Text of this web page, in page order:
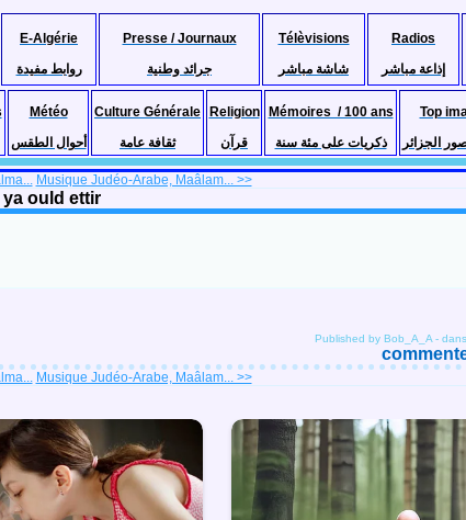
E-Algérie
روابط مفيدة
Presse / Journaux
جرائد وطنية
Télèvisions
شاشة مباشر
Radios
إذاعة مباشر
Météo
أحوال الطقس
Culture Générale
ثقافة عامة
Religion
قرآن
Mémoires / 100 ans
ذكريات على مئة سنة
Top
الجزائر
Musique Judéo-Arabe, Maâlam... >>
ya ould ettir
Published by Bob_A_A - dans
Musique Judéo-Arabe, Maâlam... >>